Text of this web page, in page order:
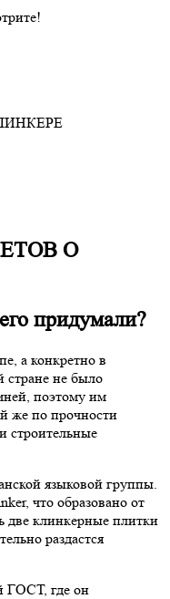
О
придумали?
а конкретно в
стране не было
поэтому им
же по прочности
строительные
языковой группы.
что образовано от
две клинкерные плитки
раздастся
ГОСТ, где он